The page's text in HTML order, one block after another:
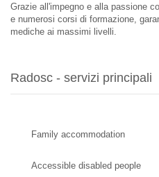
Grazie all'impegno e alla passione
e numerosi corsi di formazione,
mediche ai massimi livelli.
Radosc - servizi principali
Family accommodation
Accessible disabled people